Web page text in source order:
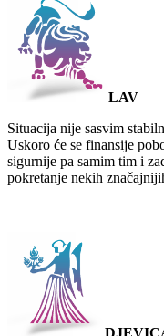
LAV
Situacija nije sasvim
Uskoro će se finansije
sigurnije pa samim tim i
pokretanje nekih